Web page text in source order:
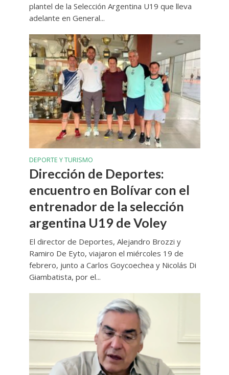
plantel de la Selección Argentina U19 que lleva
adelante en General...
DEPORTE Y TURISMO
Dirección de Deportes:
encuentro en Bolívar con el
entrenador de la selección
argentina U19 de Voley
El director de Deportes, Alejandro Brozzi y
Ramiro De Eyto, viajaron el miércoles 19 de
febrero, junto a Carlos Goycoechea y Nicolás Di
Giambatista, por el...